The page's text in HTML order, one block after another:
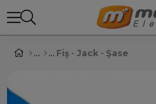
Fiş - Jack - Şase